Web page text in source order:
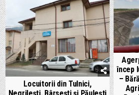
Locuitorii din Tulnici,
încep
–